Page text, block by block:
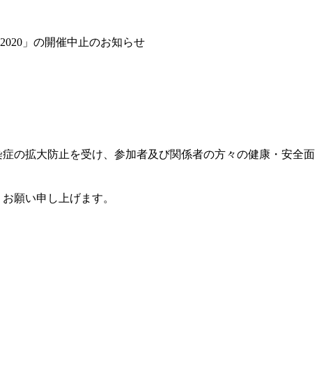
」の開催中止のお知らせ
の拡大防止を受け、参加者及び関係者の方々の健康・安全面
願い申し上げます。